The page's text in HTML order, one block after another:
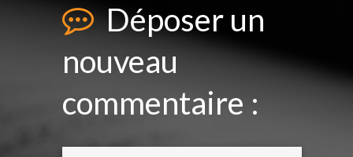
Déposer un
nouveau
commentaire :